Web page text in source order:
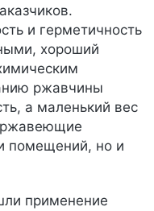
и герметичность
хороший
ржавчины
а маленький вес
помещений, но и
применение